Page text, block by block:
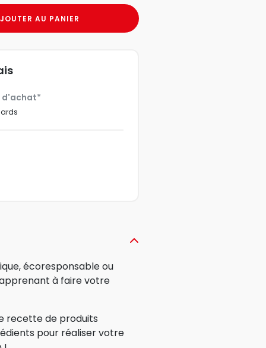
AU PANIER
d'achat*
écoresponsable ou
à faire votre
recette de produits
pour réaliser votre